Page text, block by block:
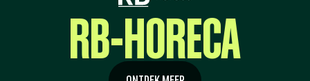
RB-HORECA